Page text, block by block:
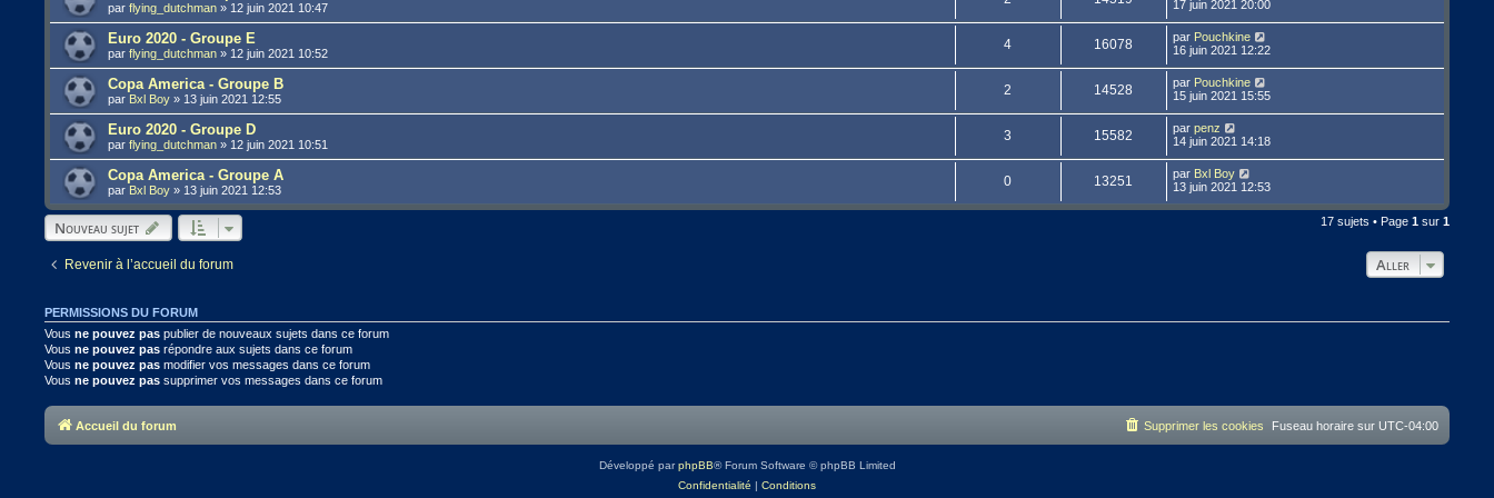
parflying_dutchman » 12 juin 2021 10:47 17 juin 2021 20:00
Euro 2020 - Groupe E
parflying_dutchman » 12 juin 2021 10:52
4 16078 par Pouchkine
16 juin 2021 12:22
Copa America - Groupe B
par Bxl Boy » 13 juin 2021 12:55
2 14528 par Pouchkine
15 juin 2021 15:55
Euro 2020 - Groupe D
parflying_dutchman » 12 juin 2021 10:51
3 15582 par penz
14 juin 2021 14:18
Copa America - Groupe A
par Bxl Boy » 13 juin 2021 12:53
0 13251 par Bxl Boy
13 juin 2021 12:53
Nouveau sujet 17 sujets • Page 1sur 1
Revenir à l’accueil du forum Aller
PERMISSIONS DU FORUM
Vousne pouvez pas publier de nouveaux sujets dans ce forum
Vousne pouvez pas répondre aux sujets dans ce forum
Vousne pouvez pas modifier vos messages dans ce forum
Vousne pouvez pas supprimer vos messages dans ce forum
Accueil du forum Fuseau horaire sur UTC-04:00
Supprimer les cookies
Développé parphpBB® Forum Software © phpBB Limited
Confidentialité | Conditions